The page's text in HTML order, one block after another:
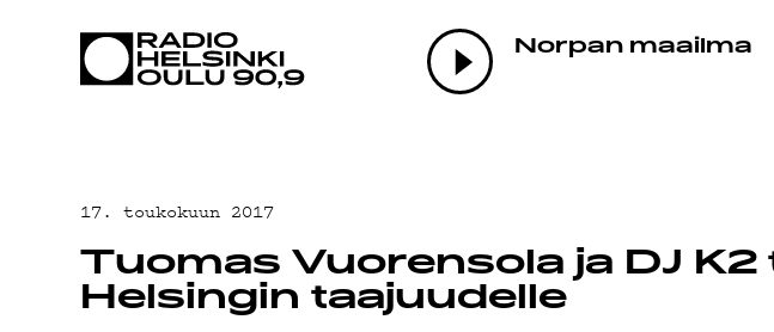
Norpan maailma
AJANKOHTAISTA
TEKIJÄT
17. toukokuun 2017
Tuomas Vuorensola ja DJ
Helsingin taajuudelle